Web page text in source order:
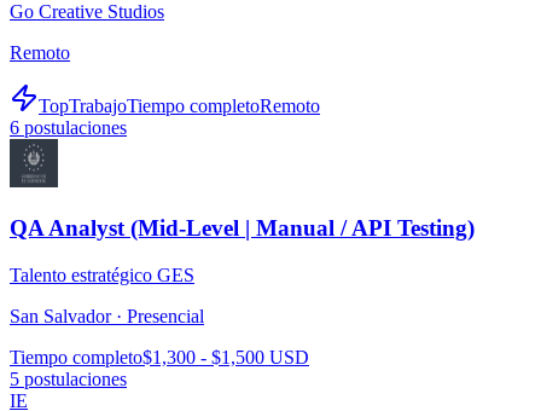
Go Creative Studios
Remoto
TopTrabajoTiempo completoRemoto
6 postulaciones
QA Analyst (Mid-Level | Manual / API Testing)
Talento estratégico GES
San Salvador · Presencial
Tiempo completo$1,300 - $1,500 USD
5 postulaciones
IE